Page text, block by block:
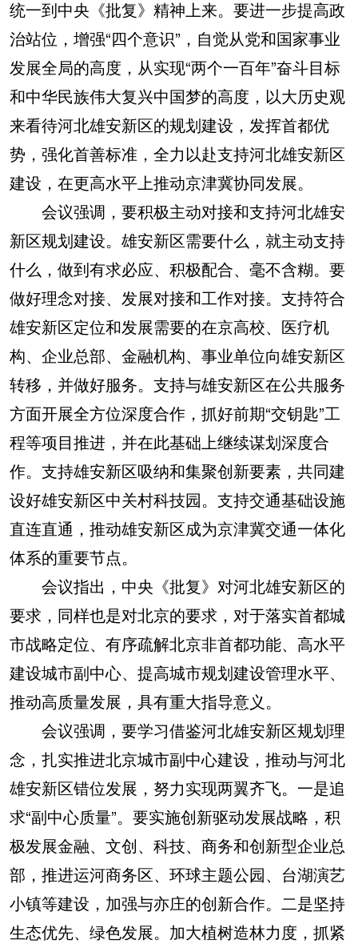
统一到中央《批复》精神上来。要进一步提高政
治站位，增强“四个意识”，自觉从党和国家事业
发展全局的高度，从实现“两个一百年”奋斗目标
和中华民族伟大复兴中国梦的高度，以大历史观
来看待河北雄安新区的规划建设，发挥首都优
势，强化首善标准，全力以赴支持河北雄安新区
建设，在更高水平上推动京津冀协同发展。
会议强调，要积极主动对接和支持河北雄安
新区规划建设。雄安新区需要什么，就主动支持
什么，做到有求必应、积极配合、毫不含糊。要
做好理念对接、发展对接和工作对接。支持符合
雄安新区定位和发展需要的在京高校、医疗机
构、企业总部、金融机构、事业单位向雄安新区
转移，并做好服务。支持与雄安新区在公共服务
方面开展全方位深度合作，抓好前期“交钥匙”工
程等项目推进，并在此基础上继续谋划深度合
作。支持雄安新区吸纳和集聚创新要素，共同建
设好雄安新区中关村科技园。支持交通基础设施
直连直通，推动雄安新区成为京津冀交通一体化
体系的重要节点。
会议指出，中央《批复》对河北雄安新区的
要求，同样也是对北京的要求，对于落实首都城
市战略定位、有序疏解北京非首都功能、高水平
建设城市副中心、提高城市规划建设管理水平、
推动高质量发展，具有重大指导意义。
会议强调，要学习借鉴河北雄安新区规划理
念，扎实推进北京城市副中心建设，推动与河北
雄安新区错位发展，努力实现两翼齐飞。一是追
求“副中心质量”。要实施创新驱动发展战略，积
极发展金融、文创、科技、商务和创新型企业总
部，推进运河商务区、环球主题公园、台湖演艺
小镇等建设，加强与亦庄的创新合作。二是坚持
生态优先、绿色发展。加大植树造林力度，抓紧